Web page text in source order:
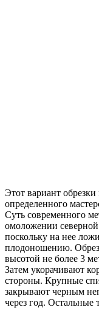
Этот вариант обрезки
определенного
Суть современного
омоложении
поскольку на нее
плодоношению.
высотой не более 3
Затем укорачивают
стороны. Крупные
закрывают черным
через год. Остальные